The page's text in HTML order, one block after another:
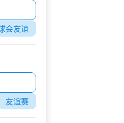
会友谊
友谊赛